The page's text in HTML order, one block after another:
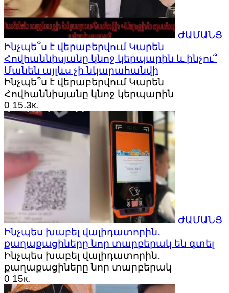
ԺԱՄԱՆՑ
Ինչպե՞ս է վերաբերվում Կարեն
Հովհաննիսյանը կնոջ կերպարին և ինչու՞
Մանեն այլևս չի նկարահանվի
Ինչպե՞ս է վերաբերվում Կարեն
Հովհաննիսյանը կնոջ կերպարին
0 15.3к.
ԺԱՄԱՆՑ
Ինչպես խաբել վալիդատորին․
քաղաքացիները նոր տարբերակ են գտել
Ինչպես խաբել վալիդատորին․
քաղաքացիները նոր տարբերակ
0 15к.